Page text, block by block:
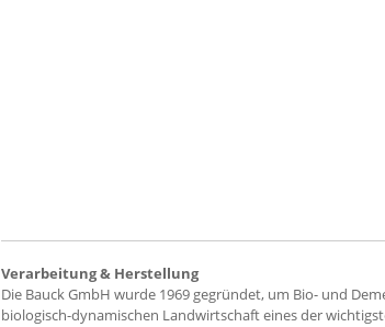
Verarbeitung & Herstellung
Die Bauck GmbH wurde 1969 gegründet, um Bio- und
biologisch-dynamischen Landwirtschaft eines der